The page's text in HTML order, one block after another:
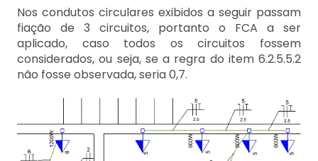
Nos condutos circulares exibidos a seguir passam
fiação de 3 circuitos, portanto o FCA a ser
aplicado, caso todos os circuitos fossem
considerados, ou seja, se a regra do item 6.2.5.5.2
não fosse observada, seria 0,7.